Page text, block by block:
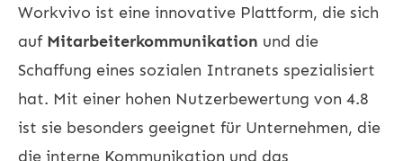
Workvivo ist eine innovative Plattform, die sich
auf Mitarbeiterkommunikation und die
Schaffung eines sozialen Intranets spezialisiert
hat. Mit einer hohen Nutzerbewertung von 4.8
ist sie besonders geeignet für Unternehmen, die
die interne Kommunikation und das